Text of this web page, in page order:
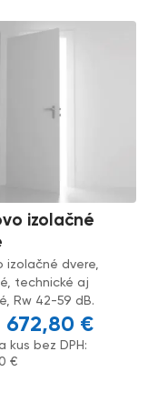
izolačné
izolačné dvere,
technické aj
Rw 42-59 dB.
672,80 €
kus bez DPH:
€